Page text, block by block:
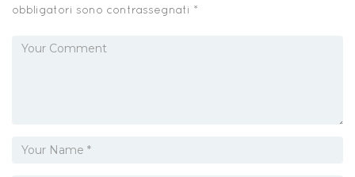
obbligatori sono contrassegnati *